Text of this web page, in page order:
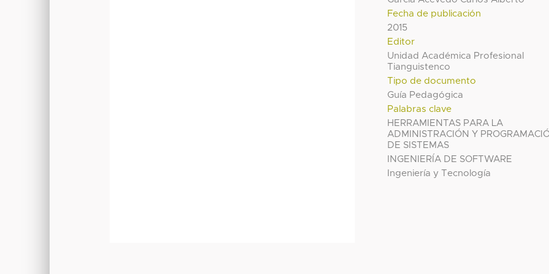
Fecha de publicación
2015
Editor
Unidad Académica Profesional
Tianguistenco
Tipo de documento
Guía Pedagógica
Palabras clave
HERRAMIENTAS PARA LA
ADMINISTRACIÓN Y
DE SISTEMAS
INGENIERÍA DE SOFTWARE
Ingeniería y Tecnología